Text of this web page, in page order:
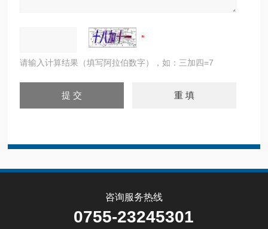
请输入计算结果（填写阿拉伯数字），如：三加四=7
咨询服务热线
0755-23245301